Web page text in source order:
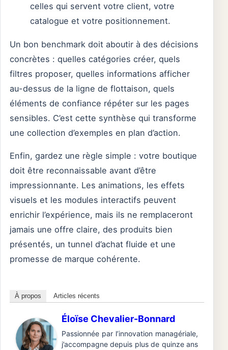
celles qui servent votre client, votre
catalogue et votre positionnement.
Un bon benchmark doit aboutir à des décisions
concrètes : quelles catégories créer, quels
filtres proposer, quelles informations afficher
au-dessus de la ligne de flottaison, quels
éléments de confiance répéter sur les pages
sensibles. C’est cette synthèse qui transforme
une collection d’exemples en plan d’action.
Enfin, gardez une règle simple : votre boutique
doit être reconnaissable avant d’être
impressionnante. Les animations, les effets
visuels et les modules interactifs peuvent
enrichir l’expérience, mais ils ne remplaceront
jamais une offre claire, des produits bien
présentés, un tunnel d’achat fluide et une
promesse de marque cohérente.
À propos Articles récents
Éloïse Chevalier-Bonnard
Passionnée par l’innovation managériale,
j’accompagne depuis plus de quinze ans